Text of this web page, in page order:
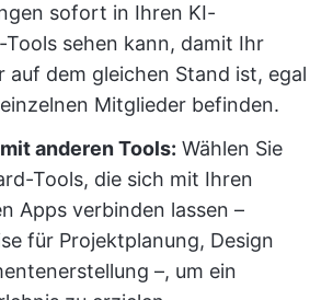
sofort in Ihren KI-
sehen kann, damit Ihr
auf dem gleichen Stand ist, egal
Mitglieder befinden.
anderen Tools: Wählen Sie
Tools, die sich mit Ihren
Apps verbinden lassen –
für Projektplanung, Design
–, um ein